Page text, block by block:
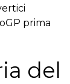
prima
del